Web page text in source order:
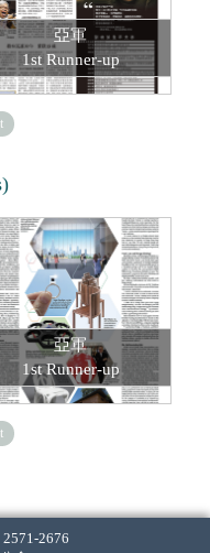
亞軍
1st Runner-up
亞軍
1st Runner-up
2676